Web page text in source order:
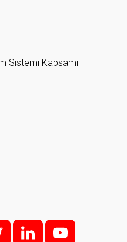
Sistemi Kapsamı
l y